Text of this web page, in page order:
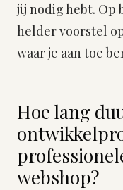
jij nodig hebt. Op
helder voorstel
waar je aan toe
Hoe lang
webshop?